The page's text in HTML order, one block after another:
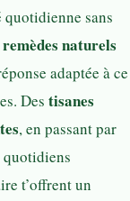
quotidienne sans
remèdes naturels
adaptée à ce
Des tisanes
, en passant par
t’offrent un